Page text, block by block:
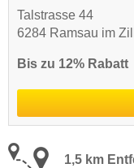
Talstrasse 44
6284 Ramsau im
Bis zu 12% Rabatt
1,5 km